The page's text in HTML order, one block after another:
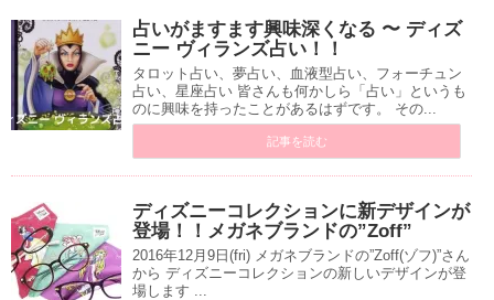
占いがますます興味深くなる 〜 ディズ
ニー ヴィランズ占い！！
タロット占い、夢占い、血液型占い、フォーチュン
占い、星座占い 皆さんも何かしら「占い」というも
のに興味を持ったことがあるはずです。 その...
記事を読む
ディズニーコレクションに新デザインが
登場！！メガネブランドの”Zoff”
2016年12月9日(fri) メガネブランドの”Zoff(ゾフ)”さん
から ディズニーコレクションの新しいデザインが登
場します ...